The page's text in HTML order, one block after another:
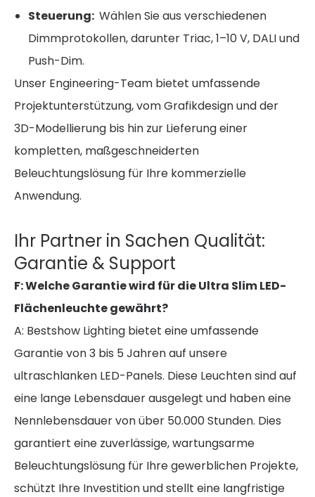
Steuerung: Wählen Sie aus verschiedenen
Dimmprotokollen, darunter Triac, 1–10 V, DALI und
Push-Dim.
Unser Engineering-Team bietet umfassende
Projektunterstützung, vom Grafikdesign und der
3D-Modellierung bis hin zur Lieferung einer
kompletten, maßgeschneiderten
Beleuchtungslösung für Ihre kommerzielle
Anwendung.
Ihr Partner in Sachen Qualität:
Garantie & Support
F: Welche Garantie wird für die Ultra Slim LED-
Flächenleuchte gewährt?
A: Bestshow Lighting bietet eine umfassende
Garantie von 3 bis 5 Jahren auf unsere
ultraschlanken LED-Panels. Diese Leuchten sind auf
eine lange Lebensdauer ausgelegt und haben eine
Nennlebensdauer von über 50.000 Stunden. Dies
garantiert eine zuverlässige, wartungsarme
Beleuchtungslösung für Ihre gewerblichen Projekte,
schützt Ihre Investition und stellt eine langfristige